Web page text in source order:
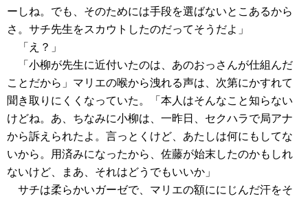
ーしね。でも、そのためには手段を選ばないとこあるから
さ。サチ先生をスカウトしたのだってそうだよ」
「え？」
「小柳が先生に近付いたのは、あのおっさんが仕組んだ
ことだから」マリエの喉から洩れる声は、次第にかすれて
聞き取りにくくなっていた。「本人はそんなこと知らない
けどね。あ、ちなみに小柳は、一昨日、セクハラで局アナ
から訴えられたよ。言っとくけど、あたしは何にもしてな
いから。用済みになったから、佐藤が始末したのかもしれ
ないけど、まあ、それはどうでもいいか」
サチは柔らかいガーゼで、マリエの額ににじんだ汗をそ